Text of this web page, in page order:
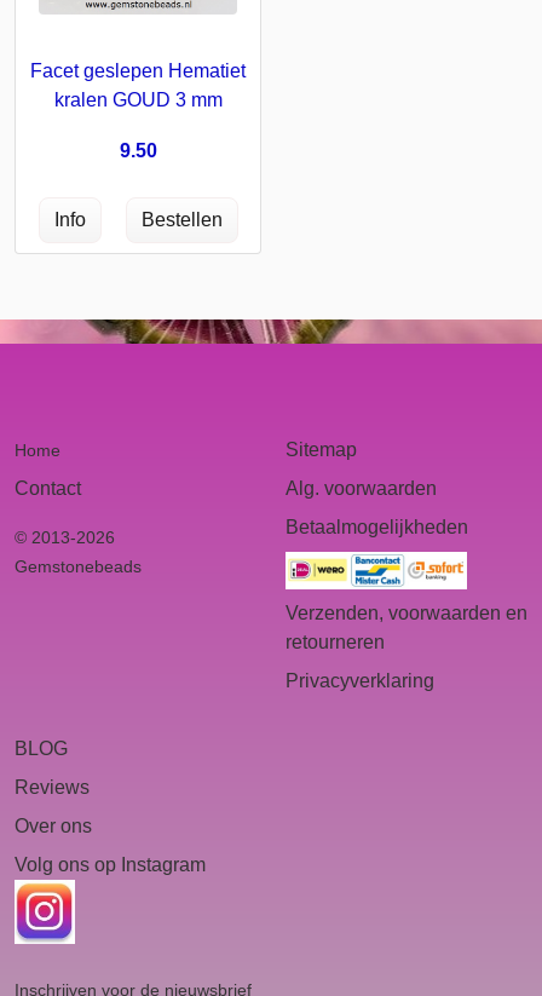
Facet geslepen Hematiet
kralen GOUD 3 mm
9.50
Home
Contact
© 2013-2026
Gemstonebeads
Sitemap
Alg. voorwaarden
Betaalmogelijkheden
Verzenden, voorwaarden en
retourneren
Privacyverklaring
BLOG
Reviews
Over ons
Volg ons op Instagram
Inschrijven voor de nieuwsbrief